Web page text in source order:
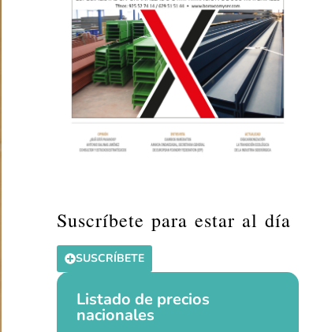
Suscríbete para estar al día
SUSCRÍBETE
Listado de precios
nacionales